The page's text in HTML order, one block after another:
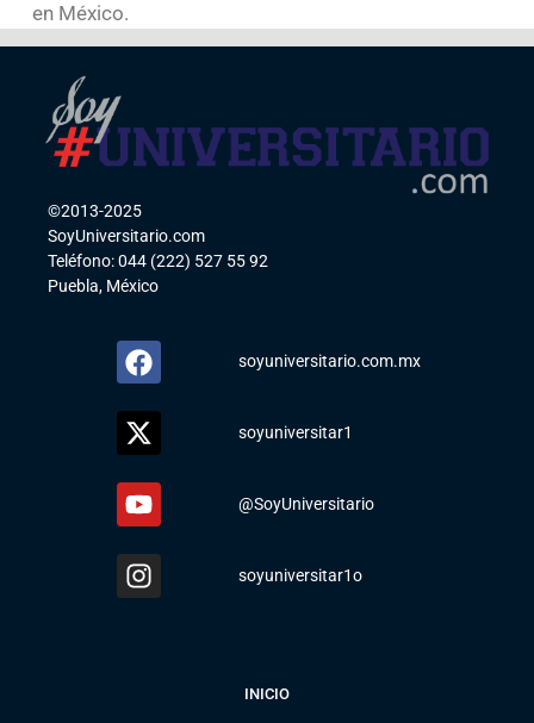
en México.
©2013-2025
SoyUniversitario.com
Teléfono: 044 (222) 527 55 92
Puebla, México
soyuniversitario.com.mx
soyuniversitar1
@SoyUniversitario
soyuniversitar1o
INICIO